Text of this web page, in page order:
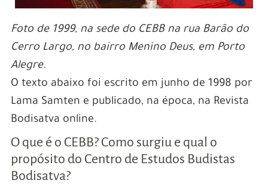
Foto de 1999, na sede do CEBB na rua Barão do
Cerro Largo, no bairro Menino Deus, em Porto
Alegre.
O texto abaixo foi escrito em junho de 1998 por
Lama Samten e publicado, na época, na Revista
Bodisatva online.
O que é o CEBB? Como surgiu e qual o
propósito do Centro de Estudos Budistas
Bodisatva?